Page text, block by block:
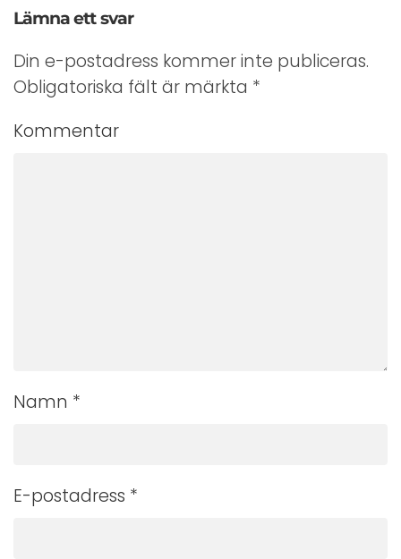
Lämna ett svar
Din e-postadress kommer inte publiceras.
Obligatoriska fält är märkta *
Kommentar
Namn *
E-postadress *